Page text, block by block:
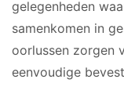
gelegenheden
samenkomen in
oorlussen zorgen
eenvoudige